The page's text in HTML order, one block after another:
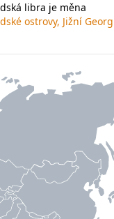
libra je měna
ostrovy, Jižní